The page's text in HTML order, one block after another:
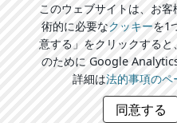
ログイン
CARECOM.united 法的事項 / プ
© 2026 CARECOM® Harald
CARECOMファミリーの他
3d-playground.org
このウェブサイトは、お
術的に必要なクッキーを1
意する」をクリックする
のために Google
詳細は法的事項のペ
同意する